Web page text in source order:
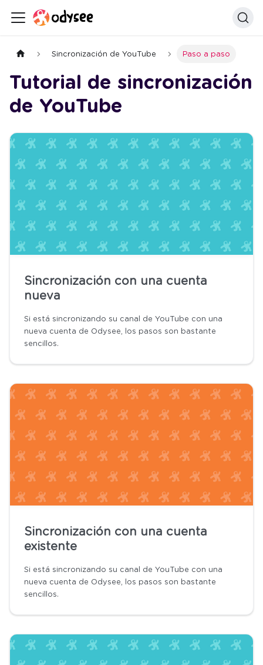
Sincronización de YouTube Paso a paso
Tutorial de sincronización
de YouTube
Sincronización con una cuenta
nueva
Si está sincronizando su canal de YouTube con una
nueva cuenta de Odysee, los pasos son bastante
sencillos.
Sincronización con una cuenta
existente
Si está sincronizando su canal de YouTube con una
nueva cuenta de Odysee, los pasos son bastante
sencillos.